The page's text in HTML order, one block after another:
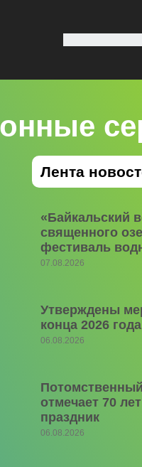
Лента
«Байкальский
священного
фестиваль
07.08.2026
Утверждены
конца 2026 года
06.08.2026
отмечает 70
праздник
06.08.2026